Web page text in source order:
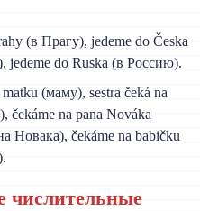
(в Прагу), jedeme do Česka
jedeme do Ruska (в Россию).
(маму), sestra čeká na
čekáme na pana Nováka
Новака), čekáme na babičku
числительные